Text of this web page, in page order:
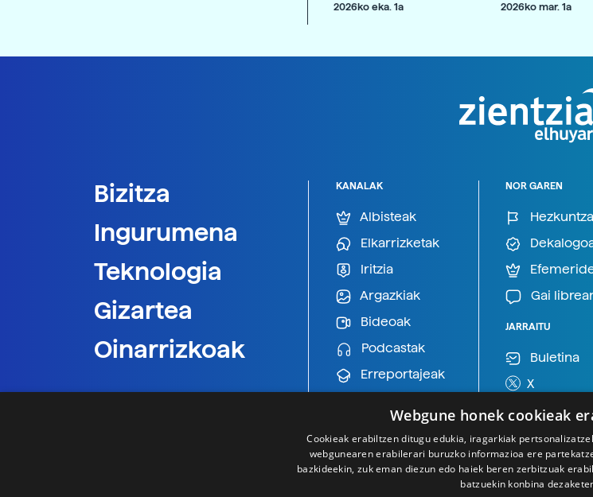
2026ko eka. 1a 2026ko mar. 1a
Bizitza
Ingurumena
Teknologia
Gizartea
Oinarrizkoak
KANALAK
Albisteak
Elkarrizketak
Iritzia
Argazkiak
Bideoak
Podcastak
Erreportajeak
NOR GAREN
Hezkuntza
Gai
JARRAITU
Buletina
X
BlueSky
Mastodon
Telegram
Webgune honek cookieak
Cookieak erabiltzen ditugu edukia, iragarkiak
webgunearen erabilerari buruzko informazioa ere
bazkideekin, zuk eman diezun edo haiek beren zerbitzuak
batzuekin konbina